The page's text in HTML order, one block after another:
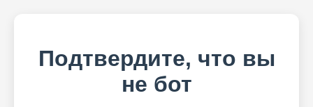
Подтвердите, что вы
не бот